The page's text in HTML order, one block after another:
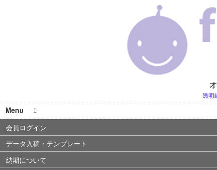
透明
Menu
会員ログイン
データ入稿・テンプレート
納期について